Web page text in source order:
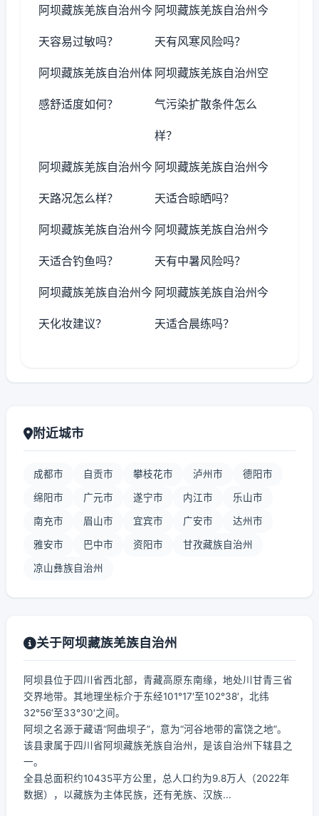
阿坝藏族羌族自治州今
天容易过敏吗？
阿坝藏族羌族自治州今
天有风寒风险吗？
阿坝藏族羌族自治州体
感舒适度如何？
阿坝藏族羌族自治州空
气污染扩散条件怎么
样？
阿坝藏族羌族自治州今
天路况怎么样？
阿坝藏族羌族自治州今
天适合晾晒吗？
阿坝藏族羌族自治州今
天适合钓鱼吗？
阿坝藏族羌族自治州今
天有中暑风险吗？
阿坝藏族羌族自治州今
天化妆建议？
阿坝藏族羌族自治州今
天适合晨练吗？
附近城市
成都市 自贡市 攀枝花市 泸州市 德阳市
绵阳市 广元市 遂宁市 内江市 乐山市
南充市 眉山市 宜宾市 广安市 达州市
雅安市 巴中市 资阳市 甘孜藏族自治州
凉山彝族自治州
关于阿坝藏族羌族自治州
阿坝县位于四川省西北部，青藏高原东南缘，地处川甘青三省
交界地带。其地理坐标介于东经101°17′至102°38′，北纬
32°56′至33°30′之间。
阿坝之名源于藏语“阿曲坝子”，意为“河谷地带的富饶之地”。
该县隶属于四川省阿坝藏族羌族自治州，是该自治州下辖县之
一。
全县总面积约10435平方公里，总人口约为9.8万人（2022年
数据），以藏族为主体民族，还有羌族、汉族...